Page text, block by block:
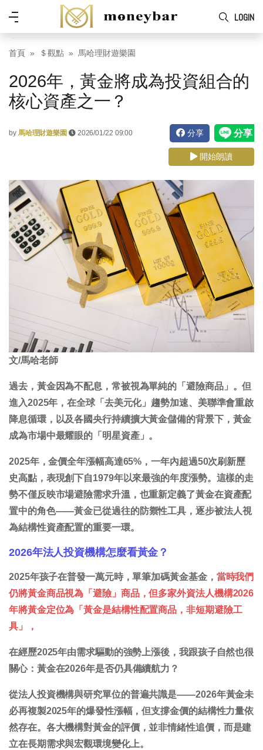
Skip to main content
LOGIN
功
能
表
首頁 ＄觀點 馬哈理財遊樂園
2026年，黃金將成為投資組合的
核心資產之一？
by 馬哈理財遊樂園 2026/01/22 09:00 分享
開始朗讀
文/馬哈老師
過去，黃金因為不配息，常被視為單純的「避險商品」。但
進入2025年，在全球「去美元化」趨勢加速、美聯準會重啟
降息循環，以及各國央行持續擴大黃金儲備的背景下，黃金
成為市場中最耀眼的「明星資產」。
2025年，金價全年漲幅高達65%，一年內超過50次刷新歷
史高點，表現創下自1979年以來最強的年度漲勢。這樣的走
勢不僅反映市場避險需求升溫，也重新定義了黃金在資產配
置中的角色——黃金已從過往的防禦性工具，逐步被法人視
為結構性資產配置的重要一環。
2026年法人投資機構怎麼看黃金？
2025年孩子在普發一萬元時，單筆加碼黃金基金， 當時我們
仍將黃金商品視為「避險」商品，但多家外資法人機構2026
年將黃金定位為「黃金是結構性配置商品，非短期避險工
具」，
在經歷2025年由需求驅動的強勢上漲後，我跟孩子自然也很
關心： 黃金在2026年是否仍具備續航力？
從法人投資機構與研究單位的普遍共識是——2026年黃金未
必再複製2025年的爆發性漲幅，但支撐金價的結構性力量依
然存在。各大機構對黃金的評價，並非情緒性追價，而是建
立在長期需求與宏觀環境變化上。